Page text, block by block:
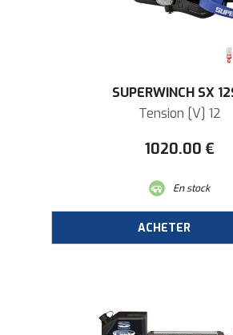
SUPERWINCH SX
Tension [V] 12
1020.00 €
En stock